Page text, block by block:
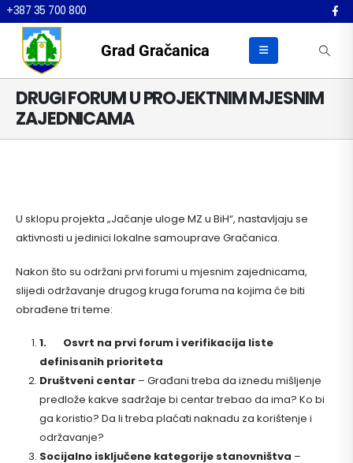
+387 35 700 800
Grad Gračanica
DRUGI FORUM U PROJEKTNIM MJESNIM
ZAJEDNICAMA
U sklopu projekta „Jačanje uloge MZ u BiH“, nastavljaju se
aktivnosti u jedinici lokalne samouprave Gračanica.
Nakon što su održani prvi forumi u mjesnim zajednicama,
slijedi održavanje drugog kruga foruma na kojima će biti
obrađene tri teme:
1. Osvrt na prvi forum i verifikacija liste
definisanih prioriteta
Društveni centar– Građani treba da iznedu mišljenje
predlože kakve sadržaje bi centar trebao da ima? Ko bi
ga koristio? Da li treba plaćati naknadu za korištenje i
održavanje?
Socijalno isključene kategorije stanovništva –